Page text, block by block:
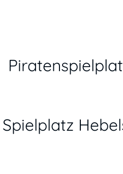
Spielplatz